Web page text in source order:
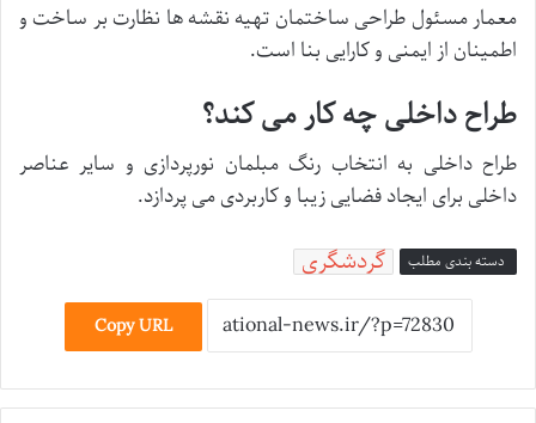
معمار مسئول طراحی ساختمان تهیه نقشه ها نظارت بر ساخت و
اطمینان از ایمنی و کارایی بنا است.
طراح داخلی چه کار می کند؟
طراح داخلی به انتخاب رنگ مبلمان نورپردازی و سایر عناصر
داخلی برای ایجاد فضایی زیبا و کاربردی می پردازد.
دسته بندی مطلب گردشگری
Copy URL